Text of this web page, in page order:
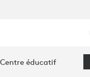
Centre éducatif